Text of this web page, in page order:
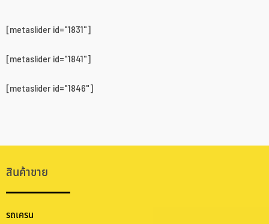
[metaslider id="1831"]
[metaslider id="1841"]
[metaslider id="1846"]
สินค้าขาย
รถเครน